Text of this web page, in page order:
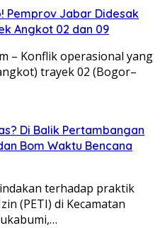
Pemprov Jabar Didesak
Angkot 02 dan 09
– Konflik operasional yang
trayek 02 (Bogor–
Di Balik Pertambangan
Bom Waktu Bencana
terhadap praktik
(PETI) di Kecamatan